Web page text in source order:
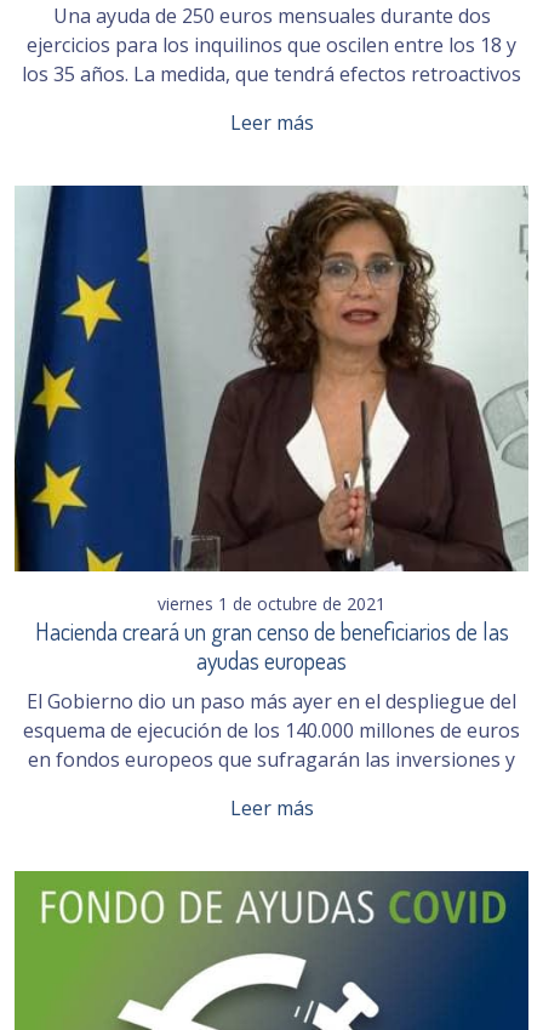
Una ayuda de 250 euros mensuales durante dos
ejercicios para los inquilinos que oscilen entre los 18 y
los 35 años. La medida, que tendrá efectos retroactivos
Leer más
viernes 1 de octubre de 2021
Hacienda creará un gran censo de beneficiarios de las
ayudas europeas
El Gobierno dio un paso más ayer en el despliegue del
esquema de ejecución de los 140.000 millones de euros
en fondos europeos que sufragarán las inversiones y
Leer más